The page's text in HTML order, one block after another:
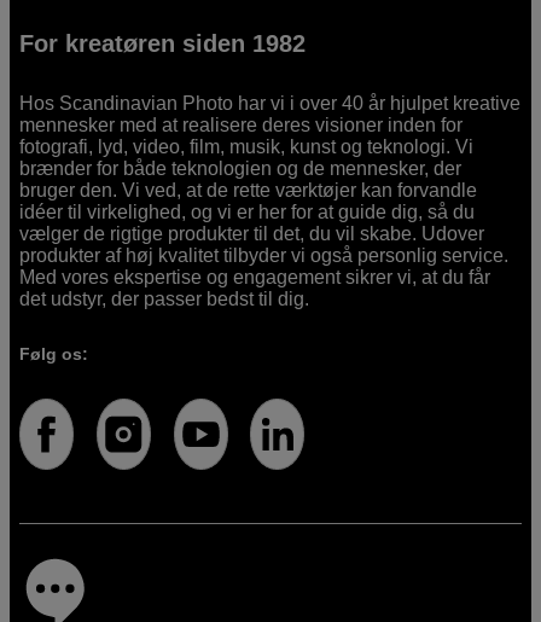
For kreatøren siden 1982
Hos Scandinavian Photo har vi i over 40 år hjulpet kreative
mennesker med at realisere deres visioner inden for
fotografi, lyd, video, film, musik, kunst og teknologi. Vi
brænder for både teknologien og de mennesker, der
bruger den. Vi ved, at de rette værktøjer kan forvandle
idéer til virkelighed, og vi er her for at guide dig, så du
vælger de rigtige produkter til det, du vil skabe. Udover
produkter af høj kvalitet tilbyder vi også personlig service.
Med vores ekspertise og engagement sikrer vi, at du får
det udstyr, der passer bedst til dig.
Følg os: